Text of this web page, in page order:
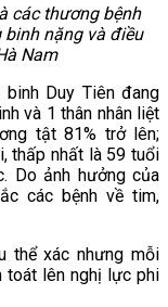
các thương bệnh
nặng và điều
Nam
binh Duy Tiên đang
và 1 thân nhân liệt
tật 81% trở lên;
thấp nhất là 59 tuổi
Do ảnh hưởng của
các bệnh về tim,
thể xác nhưng mỗi
toát lên nghị lực phi